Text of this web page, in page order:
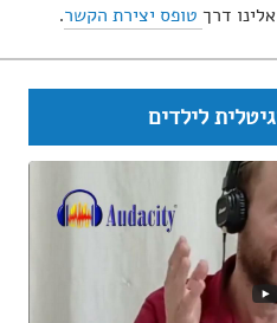
דרך טופס יצירת הקשר.
לילדים